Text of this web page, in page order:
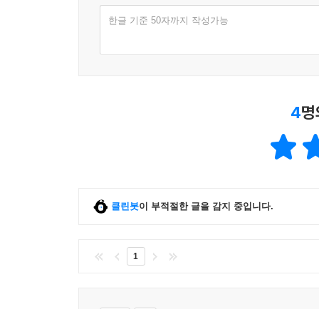
한글 기준 50자까지 작성가능
4
클린봇이 부적절한 글을 감지 중입니다.
1